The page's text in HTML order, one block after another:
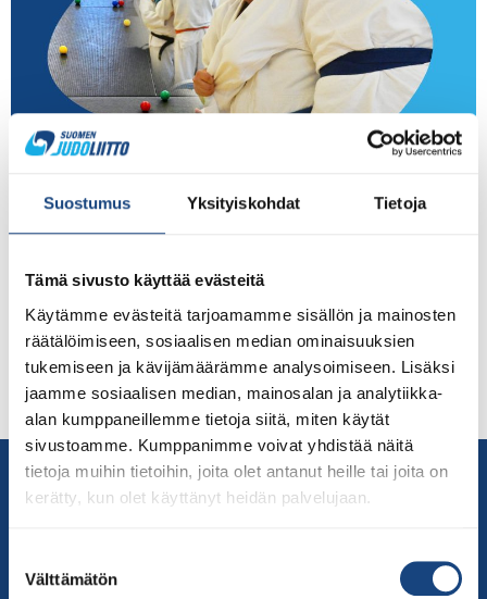
Suostumus Yksityiskohdat Tietoja
Tämä sivusto käyttää evästeitä
Käytämme evästeitä tarjoamamme sisällön ja mainosten
räätälöimiseen, sosiaalisen median ominaisuuksien
tukemiseen ja kävijämäärämme analysoimiseen. Lisäksi
jaamme sosiaalisen median, mainosalan ja analytiikka-
alan kumppaneillemme tietoja siitä, miten käytät
sivustoamme. Kumppanimme voivat yhdistää näitä
tietoja muihin tietoihin, joita olet antanut heille tai joita on
kerätty, kun olet käyttänyt heidän palvelujaan.
valinta
Välttämätön
houkutteli Porvoon tatamille ja Liikuntakeskus
Kraftverkiin lähes 60 sovelletun judon harrastajaa
lyhyessä ajassa noussut näkyväksi ja merkittäväksi
toimijaksi kehitysvammaisille suunnatussa sovelletussa
judossa. Seurassa sovellettua judoa vetää vuonna 2012
toimintansa aloittanut Tukijudo, joka on yksi seuran
kahdeksasta ryhmästä. Shirokawan Tukijudoa emännöi
ruskeavöinen Anu Stör, jonka […]
Yhteystiedot
Suomen Judoliitto